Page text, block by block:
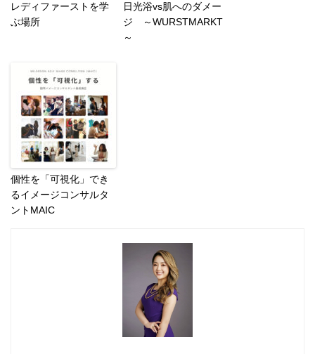
レディファーストを学
ぶ場所
日光浴vs肌へのダメー
ジ ～WURSTMARKT
～
個性を「可視化」でき
るイメージコンサルタ
ントMAIC